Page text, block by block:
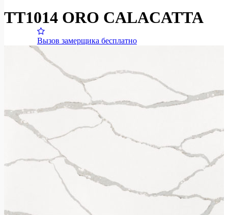
TT1014 ORO CALACATTA
Вызов замерщика бесплатно